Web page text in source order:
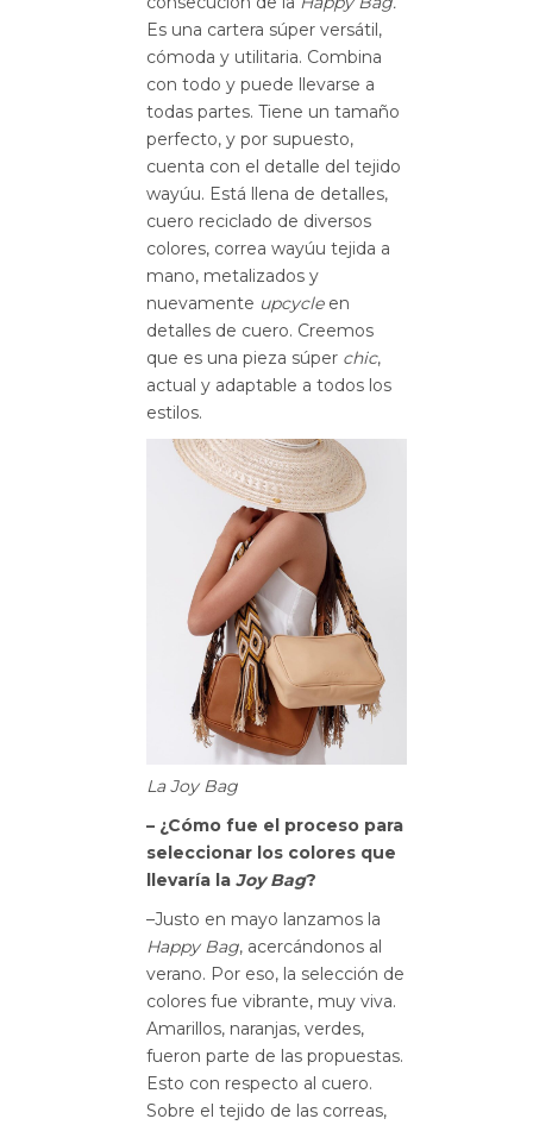
Es una cartera súper versátil,
cómoda y utilitaria. Combina
con todo y puede llevarse a
todas partes. Tiene un tamaño
perfecto, y por supuesto,
cuenta con el detalle del tejido
wayúu. Está llena de detalles,
cuero reciclado de diversos
colores, correa wayúu tejida a
mano, metalizados y
nuevamente upcycleen
detalles de cuero. Creemos
que es una pieza súper chic,
actual y adaptable a todos los
estilos.
La Joy Bag
– ¿Cómo fue el proceso para
seleccionar los colores que
llevaría la Joy Bag?
–Justo en mayo lanzamos la
Happy Bag, acercándonos al
verano. Por eso, la selección de
colores fue vibrante, muy viva.
Amarillos, naranjas, verdes,
fueron parte de las propuestas.
Esto con respecto al cuero.
Sobre el tejido de las correas,